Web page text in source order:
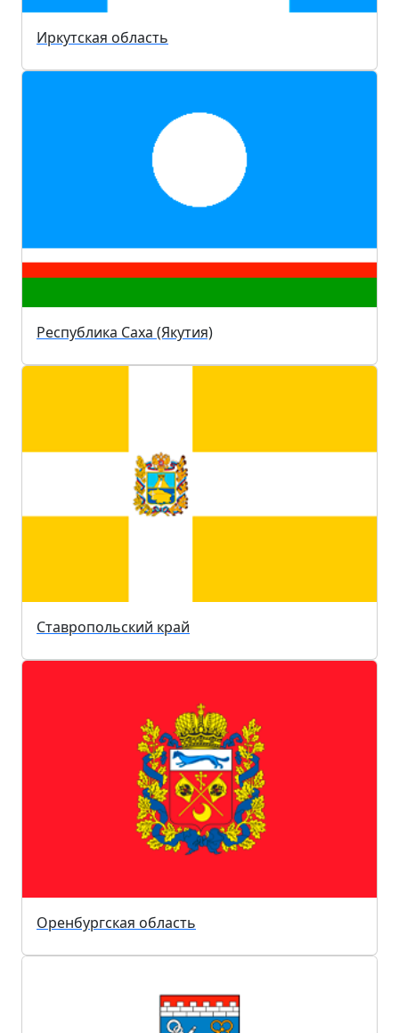
Иркутская область
Республика Саха (Якутия)
Ставропольский край
Оренбургская область